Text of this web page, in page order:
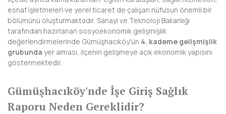
ELAZIĞ
ERZİNCAN
ERZURUM
GAZİANTEP
esnaf işletmeleri ve yerel ticaret de çalışan nüfusun önemli bir
bölümünü oluşturmaktadır. Sanayi ve Teknoloji Bakanlığı
tarafından hazırlanan sosyoekonomik gelişmişlik
değerlendirmelerinde Gümüşhacıköy'ün 4. kademe gelişmişlik
grubunda yer alması, ilçenin gelişmeye açık ekonomik yapısını
göstermektedir.
Gümüşhacıköy'nde İşe Giriş Sağlık
Raporu Neden Gereklidir?